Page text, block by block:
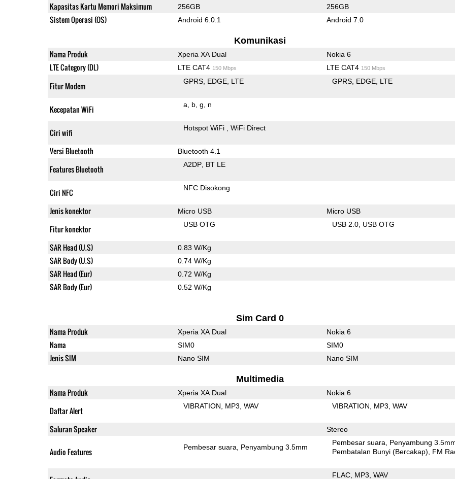
Kapasitas Kartu Memori Maksimum 256GB 256GB
Sistem Operasi (OS) Android 6.0.1 Android 7.0
Komunikasi
Nama Produk Xperia XA Dual Nokia 6
LTE Category (DL) LTE CAT4 150 Mbps LTE CAT4 150 Mbps
Fitur Modem GPRS EDGE LTE GPRS EDGE LTE
Kecepatan WiFi a b g n
Ciri wifi Hotspot WiFi WiFi Direct
Versi Bluetooth Bluetooth 4.1
Features Bluetooth A2DP BT LE
Ciri NFC NFC Disokong
Jenis konektor Micro USB Micro USB
Fitur konektor USB OTG USB 2.0 USB OTG
SAR Head (U.S) 0.83 W/Kg
SAR Body (U.S) 0.74 W/Kg
SAR Head (Eur) 0.72 W/Kg
SAR Body (Eur) 0.52 W/Kg
Sim Card 0
Nama Produk Xperia XA Dual Nokia 6
Nama SIM0 SIM0
Jenis SIM Nano SIM Nano SIM
Multimedia
Nama Produk Xperia XA Dual Nokia 6
Daftar Alert VIBRATION MP3 WAV VIBRATION MP3 WAV
Saluran Speaker Stereo
Audio Features Pembesar suara Penyambung 3.5mm
Pembesar suara
Penyambung
Pembatalan Bunyi (Bercakap)
FM
FLAC MP3 WAV